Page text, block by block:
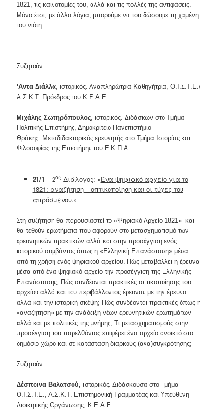
1821, τις καινοτομίες του, αλλά και τις πολλές της αντιφάσεις.
Μόνο έτσι, με άλλα λόγια, μπορούμε να του δώσουμε τη χαμένη
του νιότη.
Συζητούν:
‘Αντα Διάλλα, ιστορικός. Αναπληρώτρια Καθηγήτρια, Θ.Ι.Σ.Τ.Ε./
Α.Σ.Κ.Τ. Πρόεδρος του Κ.Ε.Α.Ε.
Μιχάλης Σωτηρόπουλος, ιστορικός. Διδάσκων στο Τμήμα
Πολιτικής Επιστήμης, Δημοκρίτειο Πανεπιστήμιο
Θράκης. Μεταδιδακτορικός ερευνητής στο Τμήμα Ιστορίας και
Φιλοσοφίας της Επιστήμης του Ε.Κ.Π.Α.
21/1 – 2ος Διάλογος: «Ένα ψηφιακό αρχείο για το
1821: αναζήτηση – οπτικοποίηση και οι τύχες του
απρόσμενου.»
Στη συζήτηση θα παρουσιαστεί το «Ψηφιακό Αρχείο 1821» και
θα τεθούν ερωτήματα που αφορούν στο μετασχηματισμό των
ερευνητικών πρακτικών αλλά και στην προσέγγιση ενός
ιστορικού συμβάντος όπως η «Ελληνική Επανάσταση» μέσα
από τη χρήση ενός ψηφιακού αρχείου. Πώς μεταβάλλει η έρευνα
μέσα από ένα ψηφιακό αρχείο την προσέγγιση της Ελληνικής
Επανάστασης; Πώς συνδέονται πρακτικές οπτικοποίησης του
αρχείου αλλά και του περιβάλλοντος έρευνας με την έρευνα
αλλά και την ιστορική σκέψη; Πώς συνδέονται πρακτικές όπως η
«αναζήτηση» με την ανάδειξη νέων ερευνητικών ερωτημάτων
αλλά και με πολιτικές της μνήμης; Τι μετασχηματισμούς στην
προσέγγιση του παρελθόντος επιφέρει ένα αρχείο ανοικτό στο
δημόσιο χώρο και σε κατάσταση διαρκούς (ανα)συγκρότησης;
Συζητούν:
Δέσποινα Βαλατσού, ιστορικός. Διδάσκουσα στο Τμήμα
Θ.Ι.Σ.Τ.Ε., Α.Σ.Κ.Τ. Επιστημονική Γραμματέας και Υπεύθυνη
Διοικητικής Οργάνωσης, Κ.Ε.Α.Ε.